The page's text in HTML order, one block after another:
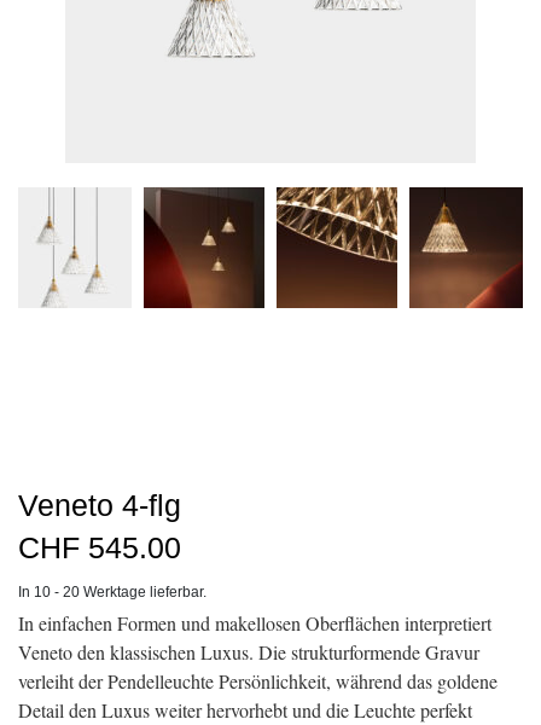
Veneto 4-flg
CHF 545.00
In 10 - 20 Werktage lieferbar.
In einfachen Formen und makellosen Oberflächen interpretiert
Veneto den klassischen Luxus. Die strukturformende Gravur
verleiht der Pendelleuchte Persönlichkeit, während das goldene
Detail den Luxus weiter hervorhebt und die Leuchte perfekt